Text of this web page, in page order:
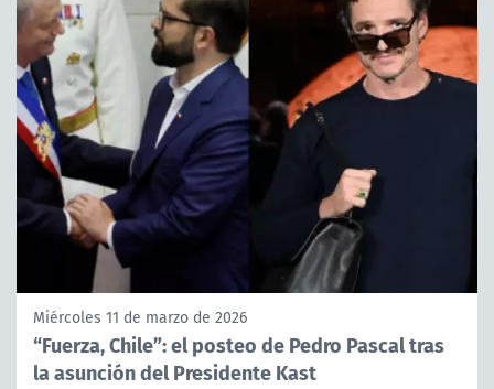
Miércoles 11 de marzo de 2026
“Fuerza, Chile”: el posteo de Pedro Pascal tras
la asunción del Presidente Kast